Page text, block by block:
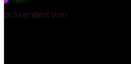
präsentiert von